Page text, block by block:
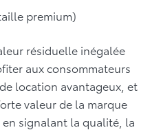
premium)
résiduelle inégalée
aux consommateurs
location avantageux, et
valeur de la marque
signalant la qualité, la